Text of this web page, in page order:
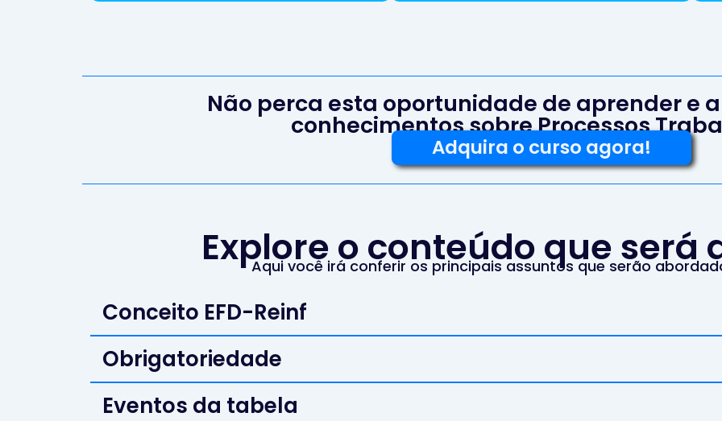
Não perca esta oportunidade de aprender e
conhecimentos sobre Processos
Adquira o curso agora!
Explore o conteúdo que será
Aqui você irá conferir os principais assuntos que serão
Conceito EFD-Reinf
Obrigatoriedade
Eventos da tabela